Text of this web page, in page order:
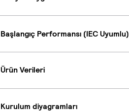
Başlangıç Performansı (IEC Uyumlu)
Ürün Verileri
Kurulum diyagramları